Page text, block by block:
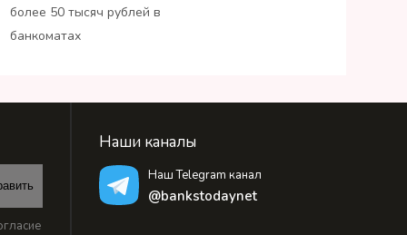
более 50 тысяч рублей в
банкоматах
Наши каналы
Наш Telegram канал
@bankstodaynet